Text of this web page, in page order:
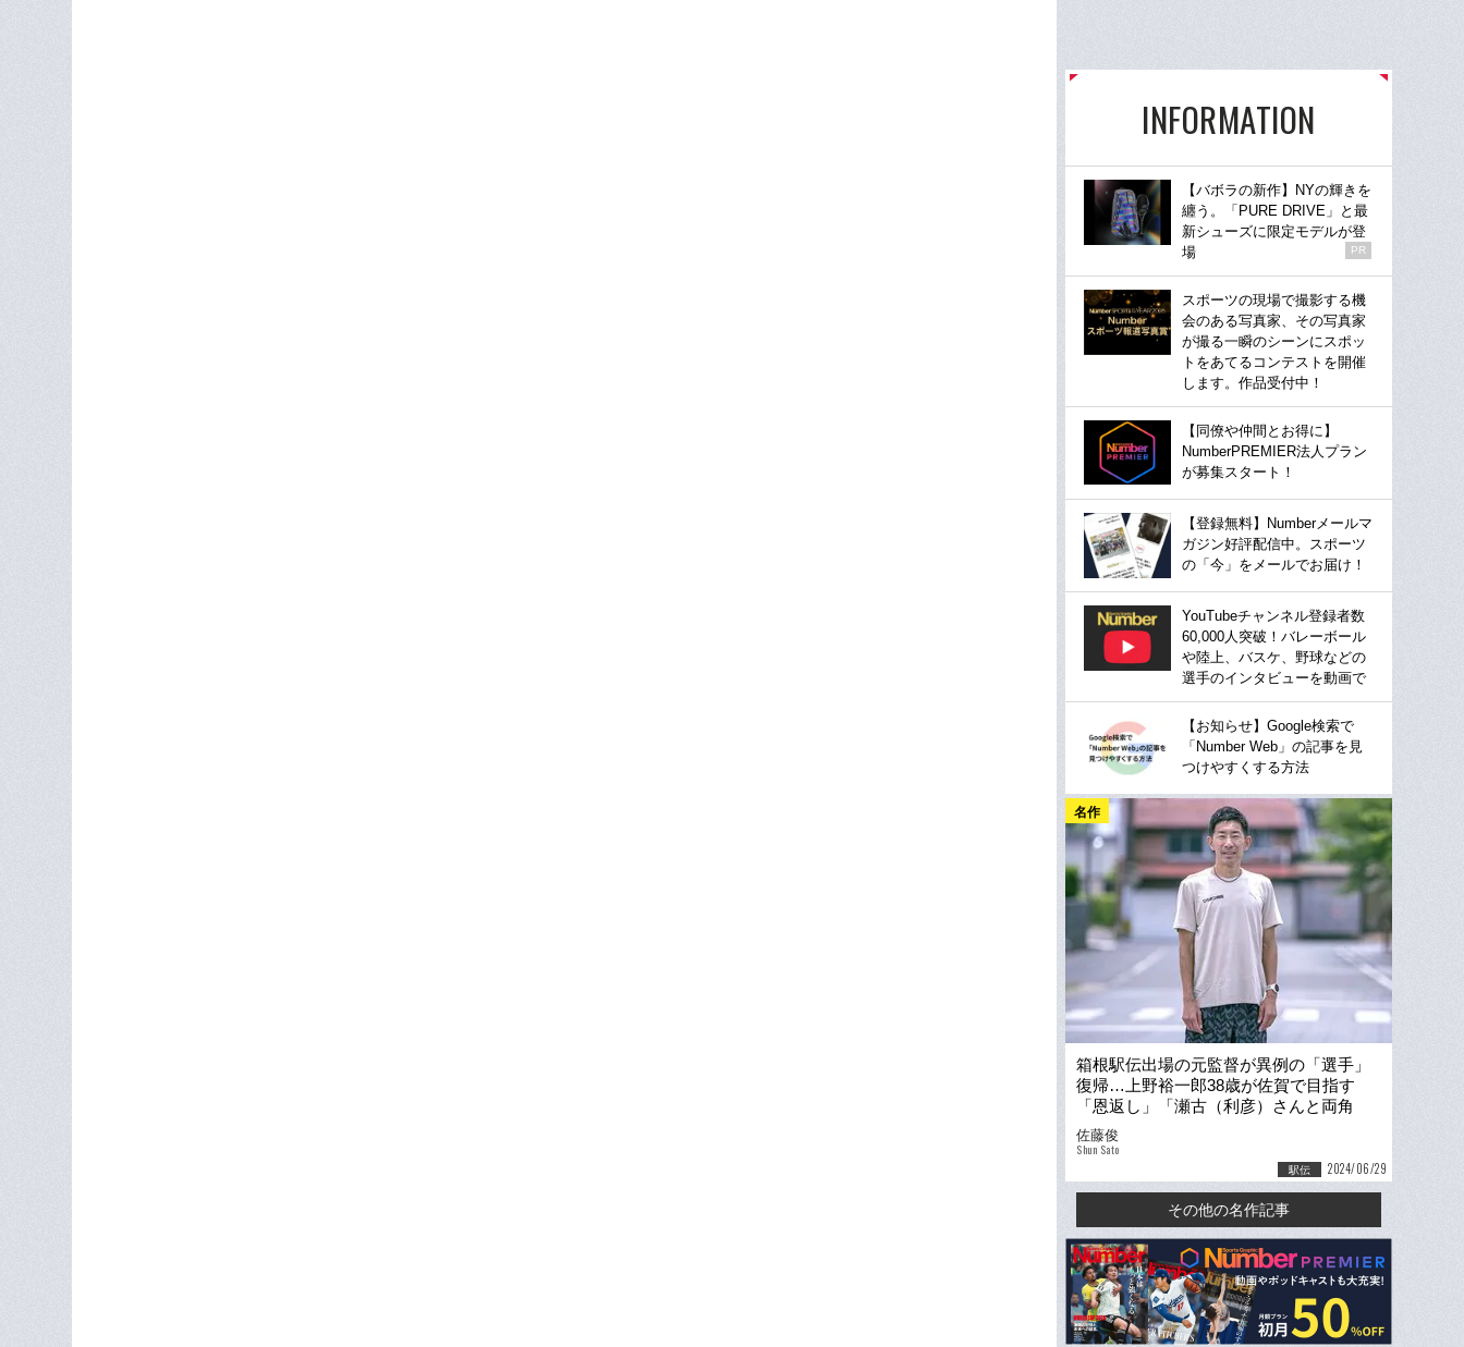
INFORMATION
【バボラの新作】NYの輝きを
纏う。「PURE DRIVE」と最
新シューズに限定モデルが登
場
PR
スポーツの現場で撮影する機
会のある写真家、その写真家
が撮る一瞬のシーンにスポッ
トをあてるコンテストを開催
します。作品受付中！
【同僚や仲間とお得に】
NumberPREMIER法人プラン
が募集スタート！
【登録無料】Numberメールマ
ガジン好評配信中。スポーツ
の「今」をメールでお届け！
YouTubeチャンネル登録者数
60,000人突破！バレーボール
や陸上、バスケ、野球などの
選手のインタビューを動画で
【お知らせ】Google検索で
「Number Web」の記事を見
つけやすくする方法
名作
箱根駅伝出場の元監督が異例の「選手」
復帰…上野裕一郎38歳が佐賀で目指す
「恩返し」「瀬古（利彦）さんと両角
（速）先生が心配してくださって…」
佐藤俊
Shun Sato
駅伝 2024/06/29
その他の名作記事